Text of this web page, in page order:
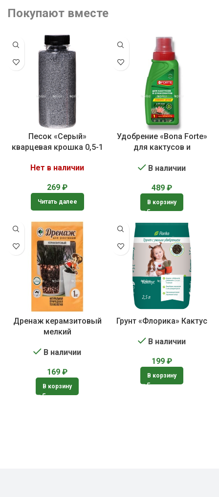
Покупают вместе
Песок «Серый»
кварцевая крошка 0,5-1
Нет в наличии
269 ₽
Читать далее
Удобрение «Bona Forte»
для кактусов и
В наличии
489 ₽
В корзину
Дренаж керамзитовый
мелкий
В наличии
169 ₽
В корзину
Грунт «Флорика» Кактус
В наличии
199 ₽
В корзину